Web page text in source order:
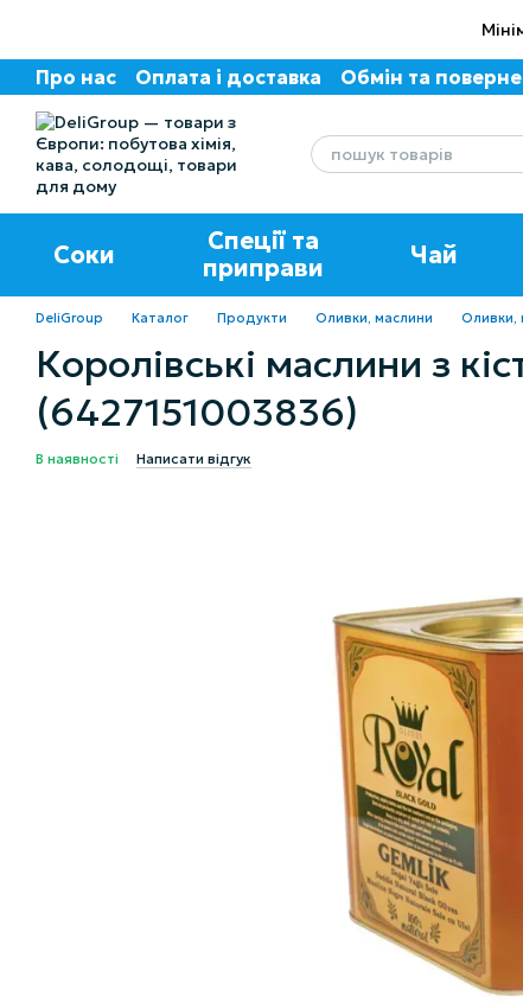
Про нас Оплата і доставка Обмін та
Соки
Спеції та
приправи
Чай
DeliGroup Каталог Продукти Оливки, маслини Оливки,
Королівські маслини з
(6427151003836)
В наявності Написати відгук